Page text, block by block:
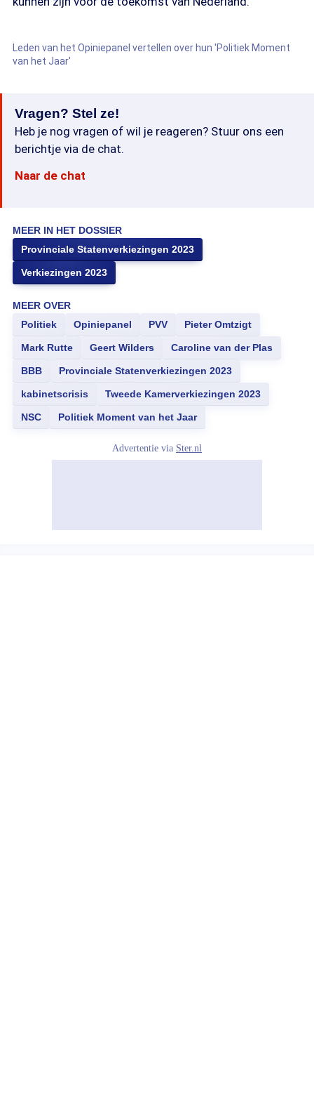
Leden van het Opiniepanel vertellen over hun 'Politiek Moment
van het Jaar'
Vragen? Stel ze!
Heb je nog vragen of wil je reageren? Stuur ons een
berichtje via de chat.
Naar de chat
MEER IN HET DOSSIER
Provinciale Statenverkiezingen 2023
Verkiezingen 2023
MEER OVER
Politiek
Opiniepanel PVV Pieter Omtzigt
Mark Rutte Geert Wilders Caroline van der Plas
BBB Provinciale Statenverkiezingen 2023
kabinetscrisis Tweede Kamerverkiezingen 2023
NSC Politiek Moment van het Jaar
Advertentie via Ster.nl